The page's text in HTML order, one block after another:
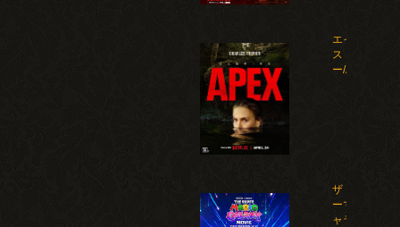
エイペック
ス・プレデタ
ー/
ザ・スーパ
ーマリオギ
ャラクシ